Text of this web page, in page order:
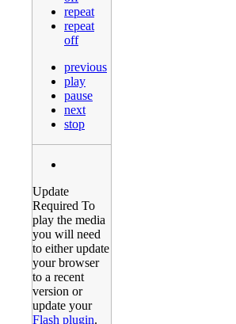
repeat
repeat
off
previous
play
pause
next
stop
Update
Required To
play the media
you will need
to either update
your browser
to a recent
version or
update your
Flash plugin.